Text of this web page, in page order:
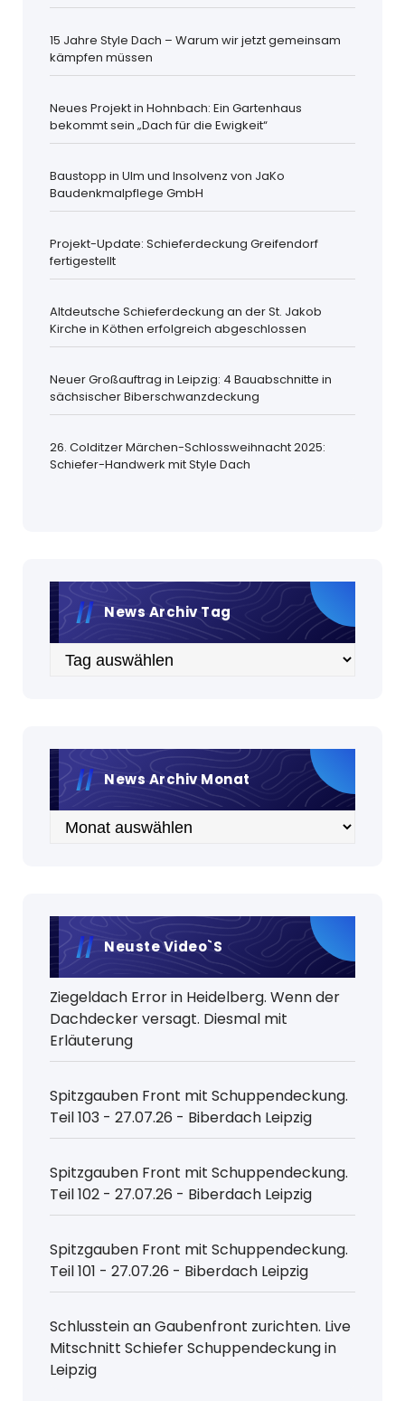
15 Jahre Style Dach – Warum wir jetzt gemeinsam
kämpfen müssen
Neues Projekt in Hohnbach: Ein Gartenhaus
bekommt sein „Dach für die Ewigkeit“
Baustopp in Ulm und Insolvenz von JaKo
Baudenkmalpflege GmbH
Projekt-Update: Schieferdeckung Greifendorf
fertigestellt
Altdeutsche Schieferdeckung an der St. Jakob
Kirche in Köthen erfolgreich abgeschlossen
Neuer Großauftrag in Leipzig: 4 Bauabschnitte in
sächsischer Biberschwanzdeckung
26. Colditzer Märchen-Schlossweihnacht 2025:
Schiefer-Handwerk mit Style Dach
News Archiv Tag
Archiv
News Archiv Monat
Archiv
Neuste Video`s
Ziegeldach Error in Heidelberg. Wenn der
Dachdecker versagt. Diesmal mit
Erläuterung
Spitzgauben Front mit Schuppendeckung.
Teil 103 - 27.07.26 - Biberdach Leipzig
Spitzgauben Front mit Schuppendeckung.
Teil 102 - 27.07.26 - Biberdach Leipzig
Spitzgauben Front mit Schuppendeckung.
Teil 101 - 27.07.26 - Biberdach Leipzig
Schlusstein an Gaubenfront zurichten. Live
Mitschnitt Schiefer Schuppendeckung in
Leipzig